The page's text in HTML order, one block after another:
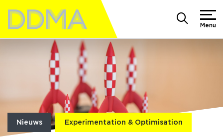
Menu
Nieuws Experimentation & Optimisation